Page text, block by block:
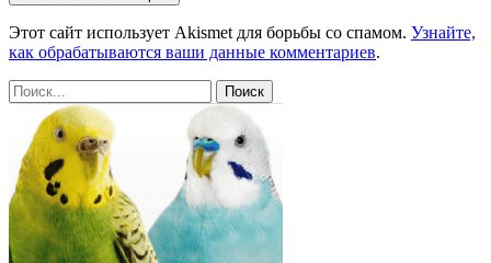
Этот сайт использует Akismet для борьбы со спамом. Узнайте,
как обрабатываются ваши данные комментариев.